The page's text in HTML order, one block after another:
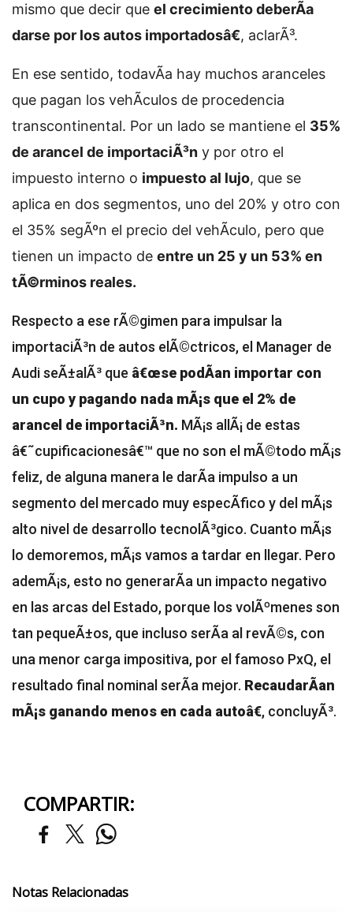
mismo que decir que el crecimiento deberÃ­a
darse por los autos importadosâ€, aclarÃ³.
En ese sentido, todavÃ­a hay muchos aranceles
que pagan los vehÃ­culos de procedencia
transcontinental. Por un lado se mantiene el 35%
de arancel de importaciÃ³n y por otro el
impuesto interno o impuesto al lujo, que se
aplica en dos segmentos, uno del 20% y otro con
el 35% segÃºn el precio del vehÃ­culo, pero que
tienen un impacto de entre un 25 y un 53% en
tÃ©rminos reales.
Respecto a ese rÃ©gimen para impulsar la
importaciÃ³n de autos elÃ©ctricos, el Manager de
Audi seÃ±alÃ³ que â€œse podÃ­an importar con
un cupo y pagando nada mÃ¡s que el 2% de
arancel de importaciÃ³n. MÃ¡s allÃ¡ de estas
â€˜cupificacionesâ€™ que no son el mÃ©todo mÃ¡s
feliz, de alguna manera le darÃ­a impulso a un
segmento del mercado muy especÃ­fico y del mÃ¡s
alto nivel de desarrollo tecnolÃ³gico. Cuanto mÃ¡s
lo demoremos, mÃ¡s vamos a tardar en llegar. Pero
ademÃ¡s, esto no generarÃ­a un impacto negativo
en las arcas del Estado, porque los volÃºmenes son
tan pequeÃ±os, que incluso serÃ­a al revÃ©s, con
una menor carga impositiva, por el famoso PxQ, el
resultado final nominal serÃ­a mejor. RecaudarÃ­an
mÃ¡s ganando menos en cada autoâ€, concluyÃ³.
COMPARTIR:
Notas Relacionadas